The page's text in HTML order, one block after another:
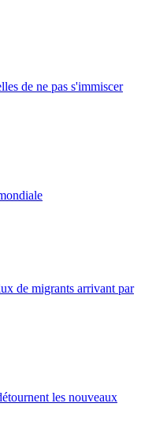
de ne pas s'immiscer
de migrants arrivant par
les nouveaux